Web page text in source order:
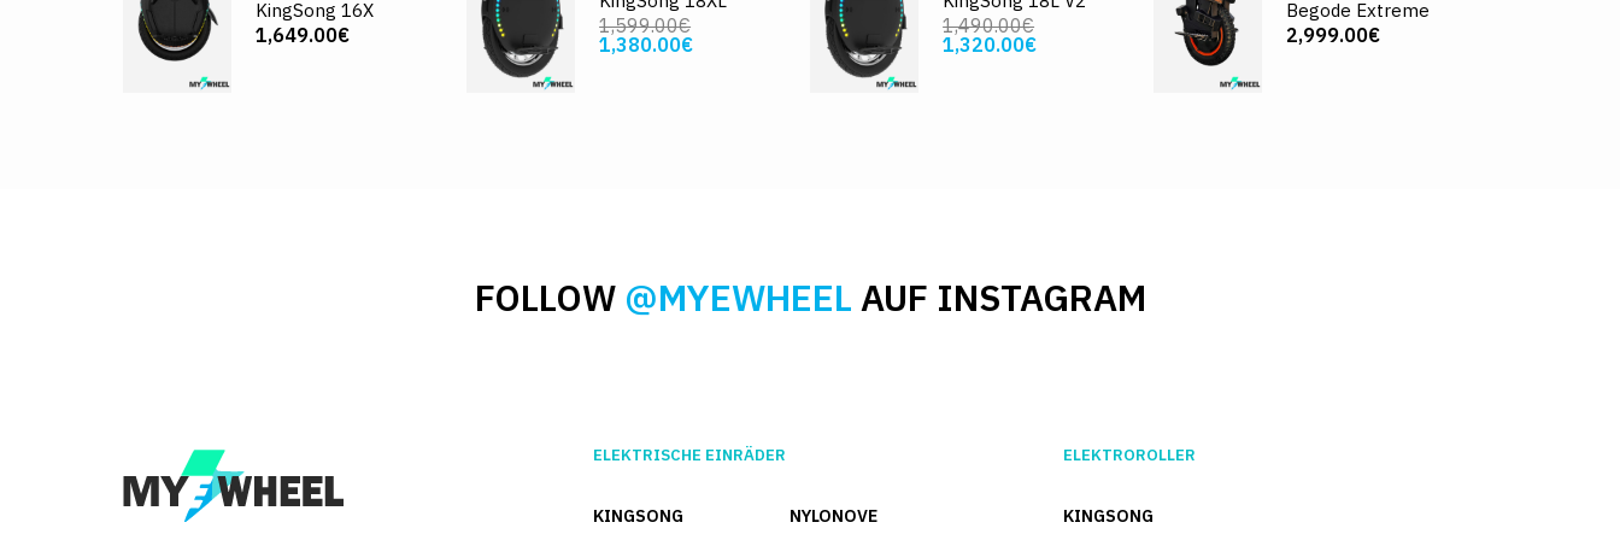
KingSong 16X
1,649.00€
1,599.00€
1,380.00€
1,490.00€
1,320.00€
Begode Extreme
2,999.00€
FOLLOW @MYEWHEEL AUF INSTAGRAM
ELEKTRISCHE EINRÄDER
KINGSONG
NYLONOVE
ELEKTROROLLER
KINGSONG